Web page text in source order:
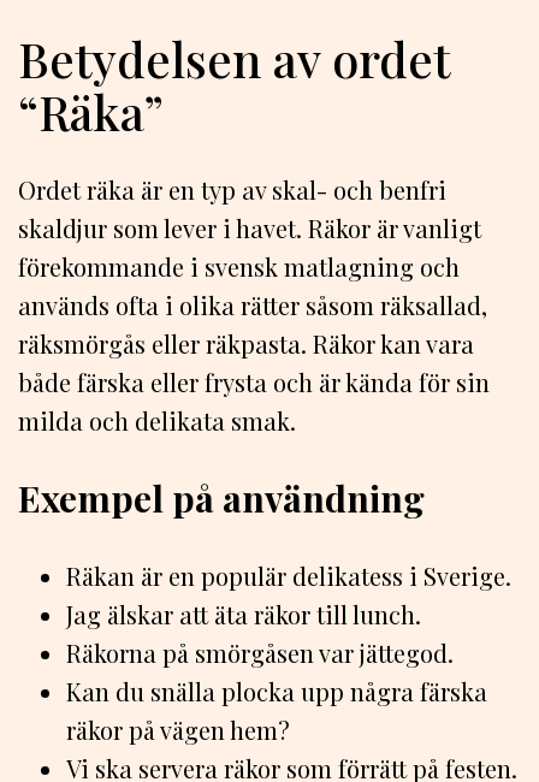
Betydelsen av ordet
“Räka”
Ordet räka är en typ av skal- och benfri
skaldjur som lever i havet. Räkor är vanligt
förekommande i svensk matlagning och
används ofta i olika rätter såsom räksallad,
räksmörgås eller räkpasta. Räkor kan vara
både färska eller frysta och är kända för sin
milda och delikata smak.
Exempel på användning
Räkan är en populär delikatess i Sverige.
Jag älskar att äta räkor till lunch.
Räkorna på smörgåsen var jättegod.
Kan du snälla plocka upp några färska
räkor på vägen hem?
Vi ska servera räkor som förrätt på festen.